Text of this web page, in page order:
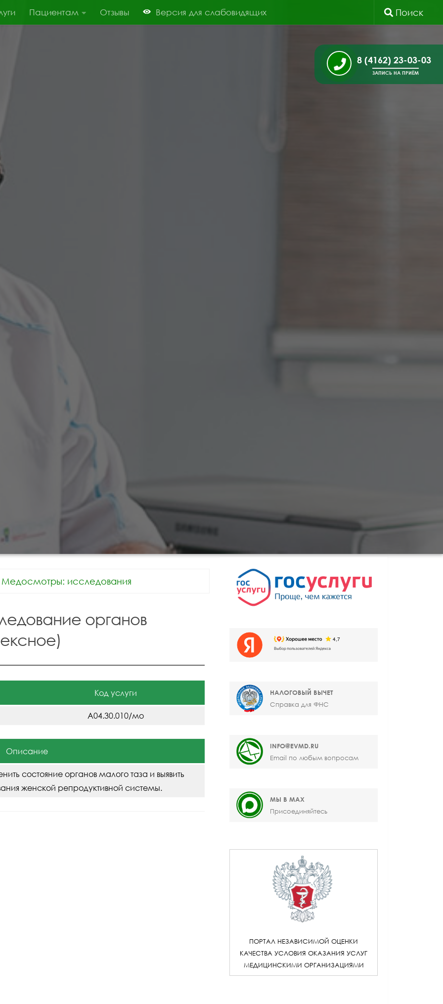
Пациентам Отзывы Версия для слабовидящих Поиск
8 (4162) 23-03-03
ЗАПИСЬ НА ПРИЁМ
Медосмотры: исследования
органов
Код услуги
A04.30.010/мо
Описание
состояние органов малого таза и выявить
женской репродуктивной системы.
НАЛОГОВЫЙ ВЫЧЕТ
Справка для ФНС
INFO@EVMD.RU
Email по любым вопросам
МЫ В MAX
Присоединяйтесь
ПОРТАЛ НЕЗАВИСИМОЙ ОЦЕНКИ
КАЧЕСТВА УСЛОВИЯ ОКАЗАНИЯ УСЛУГ
МЕДИЦИНСКИМИ ОРГАНИЗАЦИЯМИ